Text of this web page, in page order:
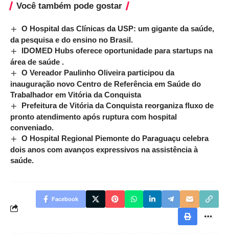
Você também pode gostar
O Hospital das Clínicas da USP: um gigante da saúde,
da pesquisa e do ensino no Brasil.
IDOMED Hubs oferece oportunidade para startups na
área de saúde .
O Vereador Paulinho Oliveira participou da
inauguração novo Centro de Referência em Saúde do
Trabalhador em Vitória da Conquista
Prefeitura de Vitória da Conquista reorganiza fluxo de
pronto atendimento após ruptura com hospital
conveniado.
O Hospital Regional Piemonte do Paraguaçu celebra
dois anos com avanços expressivos na assistência à
saúde.
Facebook